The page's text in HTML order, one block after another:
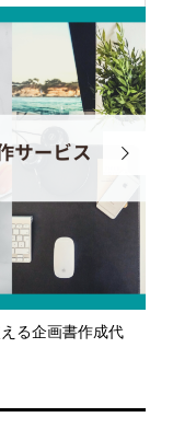
ンの単発依頼からトー
